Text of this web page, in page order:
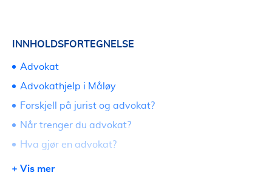
INNHOLDSFORTEGNELSE
Advokat
Advokathjelp i Måløy
Forskjell på jurist og advokat?
Når trenger du advokat?
Hva gjør en advokat?
Fri rettshjelp i Måløy
Vis mer